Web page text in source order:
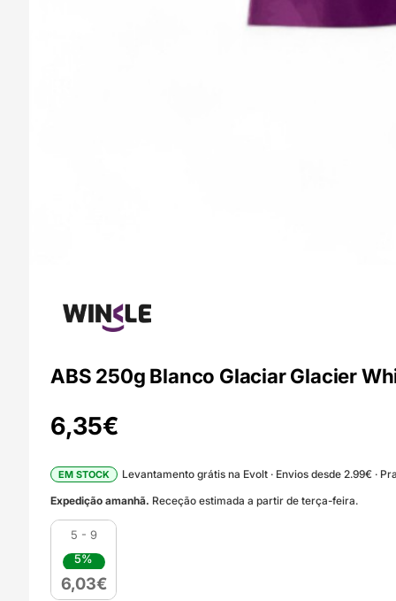
ABS 250g Blanco Glaciar Glacier
6,35€
EM STOCK
Levantamento grátis na Evolt · Envios desde 2.99€ ·
Expedição amanhã. Receção estimada a partir de terça-feira.
5 - 9
5%
6,03€